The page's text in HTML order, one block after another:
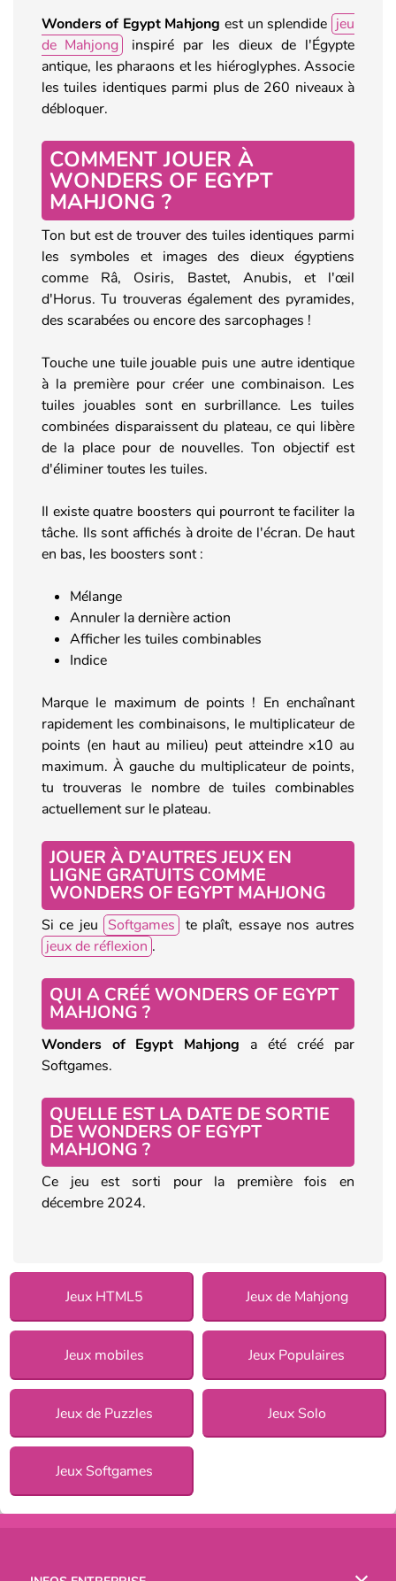
Wonders of Egypt Mahjong est un splendide jeu
de Mahjong
inspiré par les dieux de l'Égypte
antique, les pharaons et les hiéroglyphes. Associe
les tuiles identiques parmi plus de 260 niveaux à
débloquer.
COMMENT JOUER À
WONDERS OF EGYPT
MAHJONG ?
Ton but est de trouver des tuiles identiques parmi
les symboles et images des dieux égyptiens
comme Râ, Osiris, Bastet, Anubis, et l'œil
d'Horus. Tu trouveras également des pyramides,
des scarabées ou encore des sarcophages !
Touche une tuile jouable puis une autre identique
à la première pour créer une combinaison. Les
tuiles jouables sont en surbrillance. Les tuiles
combinées disparaissent du plateau, ce qui libère
de la place pour de nouvelles. Ton objectif est
d'éliminer toutes les tuiles.
Il existe quatre boosters qui pourront te faciliter la
tâche. Ils sont affichés à droite de l'écran. De haut
en bas, les boosters sont :
Mélange
Annuler la dernière action
Afficher les tuiles combinables
Indice
Marque le maximum de points ! En enchaînant
rapidement les combinaisons, le multiplicateur de
points (en haut au milieu) peut atteindre x10 au
maximum. À gauche du multiplicateur de points,
tu trouveras le nombre de tuiles combinables
actuellement sur le plateau.
JOUER À D'AUTRES JEUX EN
LIGNE GRATUITS COMME
WONDERS OF EGYPT MAHJONG
Si ce jeu Softgames te plaît, essaye nos autres
jeux de réflexion .
QUI A CRÉÉ WONDERS OF EGYPT
MAHJONG ?
Wonders of Egypt Mahjong a été créé par
Softgames.
QUELLE EST LA DATE DE SORTIE
DE WONDERS OF EGYPT
MAHJONG ?
Ce jeu est sorti pour la première fois en
décembre 2024.
Jeux HTML5 Jeux de Mahjong
Jeux mobiles Jeux Populaires
Jeux de Puzzles Jeux Solo
Jeux Softgames